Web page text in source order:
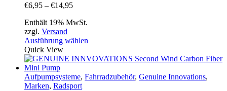
€6,95 – €14,95Preisspanne:
bis
Enthält 19% MwSt.
zzgl. Versand
Ausführung wählen
weist
Varianten
Quick View
Aufpumpsysteme, Fahrradzubehör, Genuine Innovations,
Marken, Radsport